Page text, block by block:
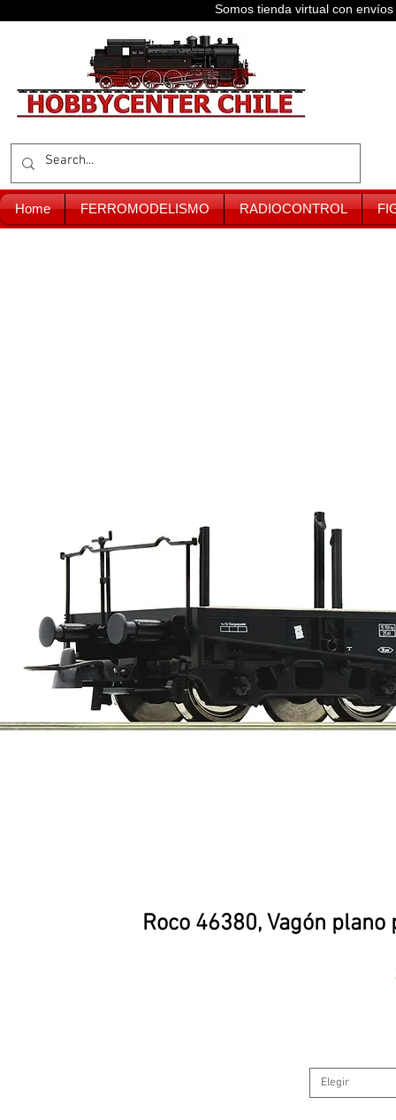
Somos tienda virtual con
Home FERROMODELISMO RADIOCONTROL
Roco 46380, Vagón
Elegir